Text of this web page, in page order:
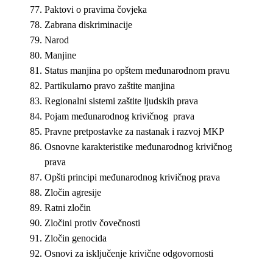
Paktovi o pravima čovjeka
Zabrana diskriminacije
Narod
Manjine
Status manjina po opštem međunarodnom pravu
Partikularno pravo zaštite manjina
Regionalni sistemi zaštite ljudskih prava
Pojam međunarodnog krivičnog prava
Pravne pretpostavke za nastanak i razvoj MKP
Osnovne karakteristike međunarodnog krivičnog
prava
Opšti principi međunarodnog krivičnog prava
Zločin agresije
Ratni zločin
Zločini protiv čovečnosti
Zločin genocida
Osnovi za isključenje krivične odgovornosti